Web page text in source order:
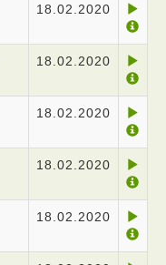
18.02.2020
18.02.2020
18.02.2020
18.02.2020
18.02.2020